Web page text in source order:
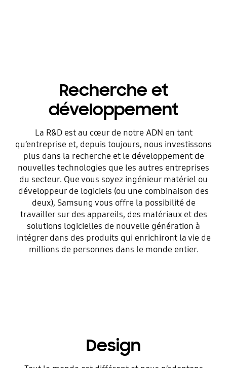
Recherche et
développement
La R&D est au cœur de notre ADN en tant
qu’entreprise et, depuis toujours, nous investissons
plus dans la recherche et le développement de
nouvelles technologies que les autres entreprises
du secteur. Que vous soyez ingénieur matériel ou
développeur de logiciels (ou une combinaison des
deux), Samsung vous offre la possibilité de
travailler sur des appareils, des matériaux et des
solutions logicielles de nouvelle génération à
intégrer dans des produits qui enrichiront la vie de
millions de personnes dans le monde entier.
Design